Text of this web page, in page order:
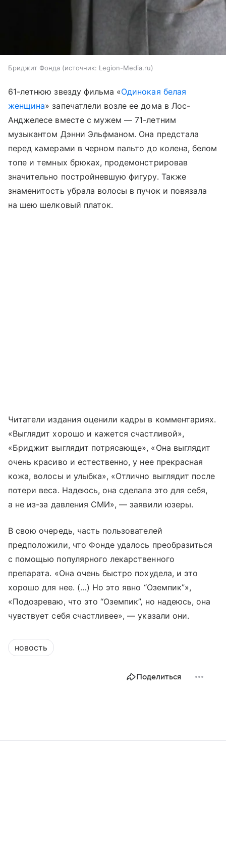
Бриджит Фонда источник: Legion-Media.ru
61-летнюю звезду фильма «Одинокая белая
женщина» запечатлели возле ее дома в Лос-
Анджелесе вместе с мужем — 71-летним
музыкантом Дэнни Эльфманом. Она предстала
перед камерами в черном пальто до колена, белом
топе и темных брюках, продемонстрировав
значительно постройневшую фигуру. Также
знаменитость убрала волосы в пучок и повязала
на шею шелковый платок.
Читатели издания оценили кадры в комментариях.
«Выглядит хорошо и кажется счастливой»,
«Бриджит выглядит потрясающе», «Она выглядит
очень красиво и естественно, у нее прекрасная
кожа, волосы и улыбка», «Отлично выглядит после
потери веса. Надеюсь, она сделала это для себя,
а не из-за давления СМИ», — заявили юзеры.
В свою очередь, часть пользователей
предположили, что Фонде удалось преобразиться
с помощью популярного лекарственного
препарата. «Она очень быстро похудела, и это
хорошо для нее. (…) Но это явно “Оземпик”»,
«Подозреваю, что это “Оземпик”, но надеюсь, она
чувствует себя счастливее», — указали они.
новость
Поделиться